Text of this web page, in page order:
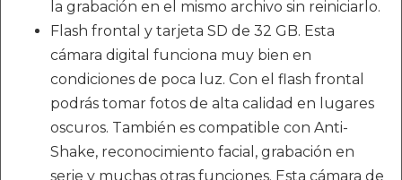
la grabación en el mismo archivo sin reiniciarlo.
Flash frontal y tarjeta SD de 32 GB. Esta
cámara digital funciona muy bien en
condiciones de poca luz. Con el flash frontal
podrás tomar fotos de alta calidad en lugares
oscuros. También es compatible con Anti-
Shake, reconocimiento facial, grabación en
serie y muchas otras funciones. Esta cámara de